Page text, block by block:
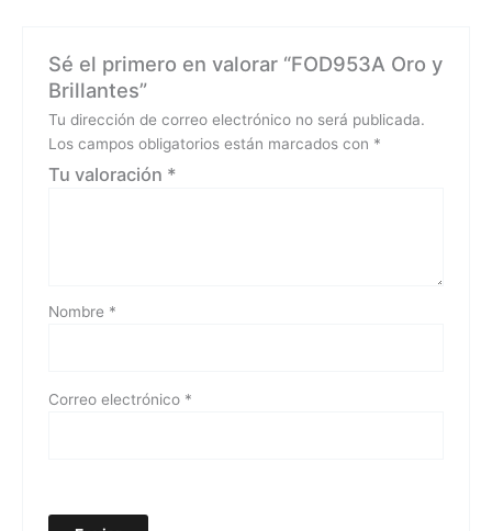
Sé el primero en valorar “FOD953A Oro y
Brillantes”
Tu dirección de correo electrónico no será publicada.
Los campos obligatorios están marcados con *
Tu valoración *
Nombre *
Correo electrónico *